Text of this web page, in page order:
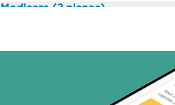
Medicare (2 planes)